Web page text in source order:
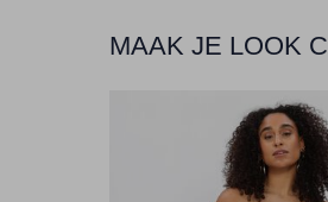
MAAK JE LOOK